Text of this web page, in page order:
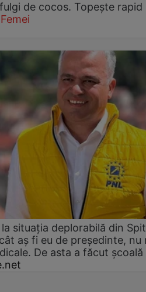
de cocos. Topește rapid
situația deplorabilă din
aș fi eu de președinte, nu
De asta a făcut școală